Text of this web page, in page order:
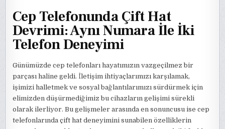
Cep Telefonunda Çift Hat
Devrimi: Aynı Numara İle İki
Telefon Deneyimi
Günümüzde cep telefonları hayatımızın vazgeçilmez bir
parçası haline geldi. İletişim ihtiyaçlarımızı karşılamak,
işimizi halletmek ve sosyal bağlantılarımızı sürdürmek için
elimizden düşürmediğimiz bu cihazların gelişimi sürekli
olarak ilerliyor. Bu gelişmeler arasında en sonuncusu ise cep
telefonlarında çift hat deneyimini sunabilen özelliklerin